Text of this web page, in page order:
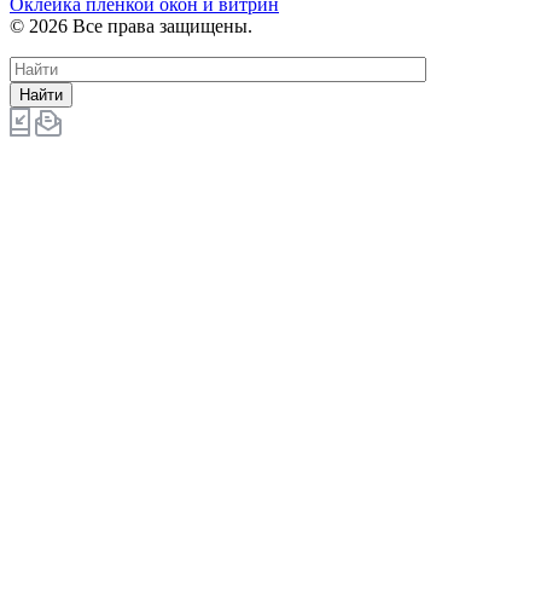
Оклейка пленкой окон и витрин
© 2026 Все права защищены.
Найти